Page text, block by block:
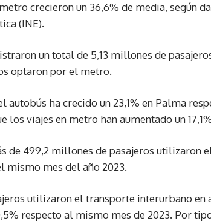
crecieron un 36,6% de media, según
(INE).
un total de 5,13 millones de
optaron por el metro.
autobús ha crecido un 23,1% en Palma
los viajes en metro han aumentado un
de 499,2 millones de pasajeros utilizaron
mismo mes del año 2023.
utilizaron el transporte interurbano en
respecto al mismo mes de 2023. Por